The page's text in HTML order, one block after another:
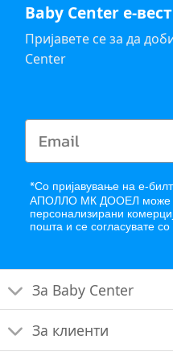
Baby Center е-
Пријавете се за да
Center
*Со пријавување на е-
АПОЛЛО МК ДООЕЛ може
персонализирани
пошта и се согласувате со
За Baby Center
За клиенти